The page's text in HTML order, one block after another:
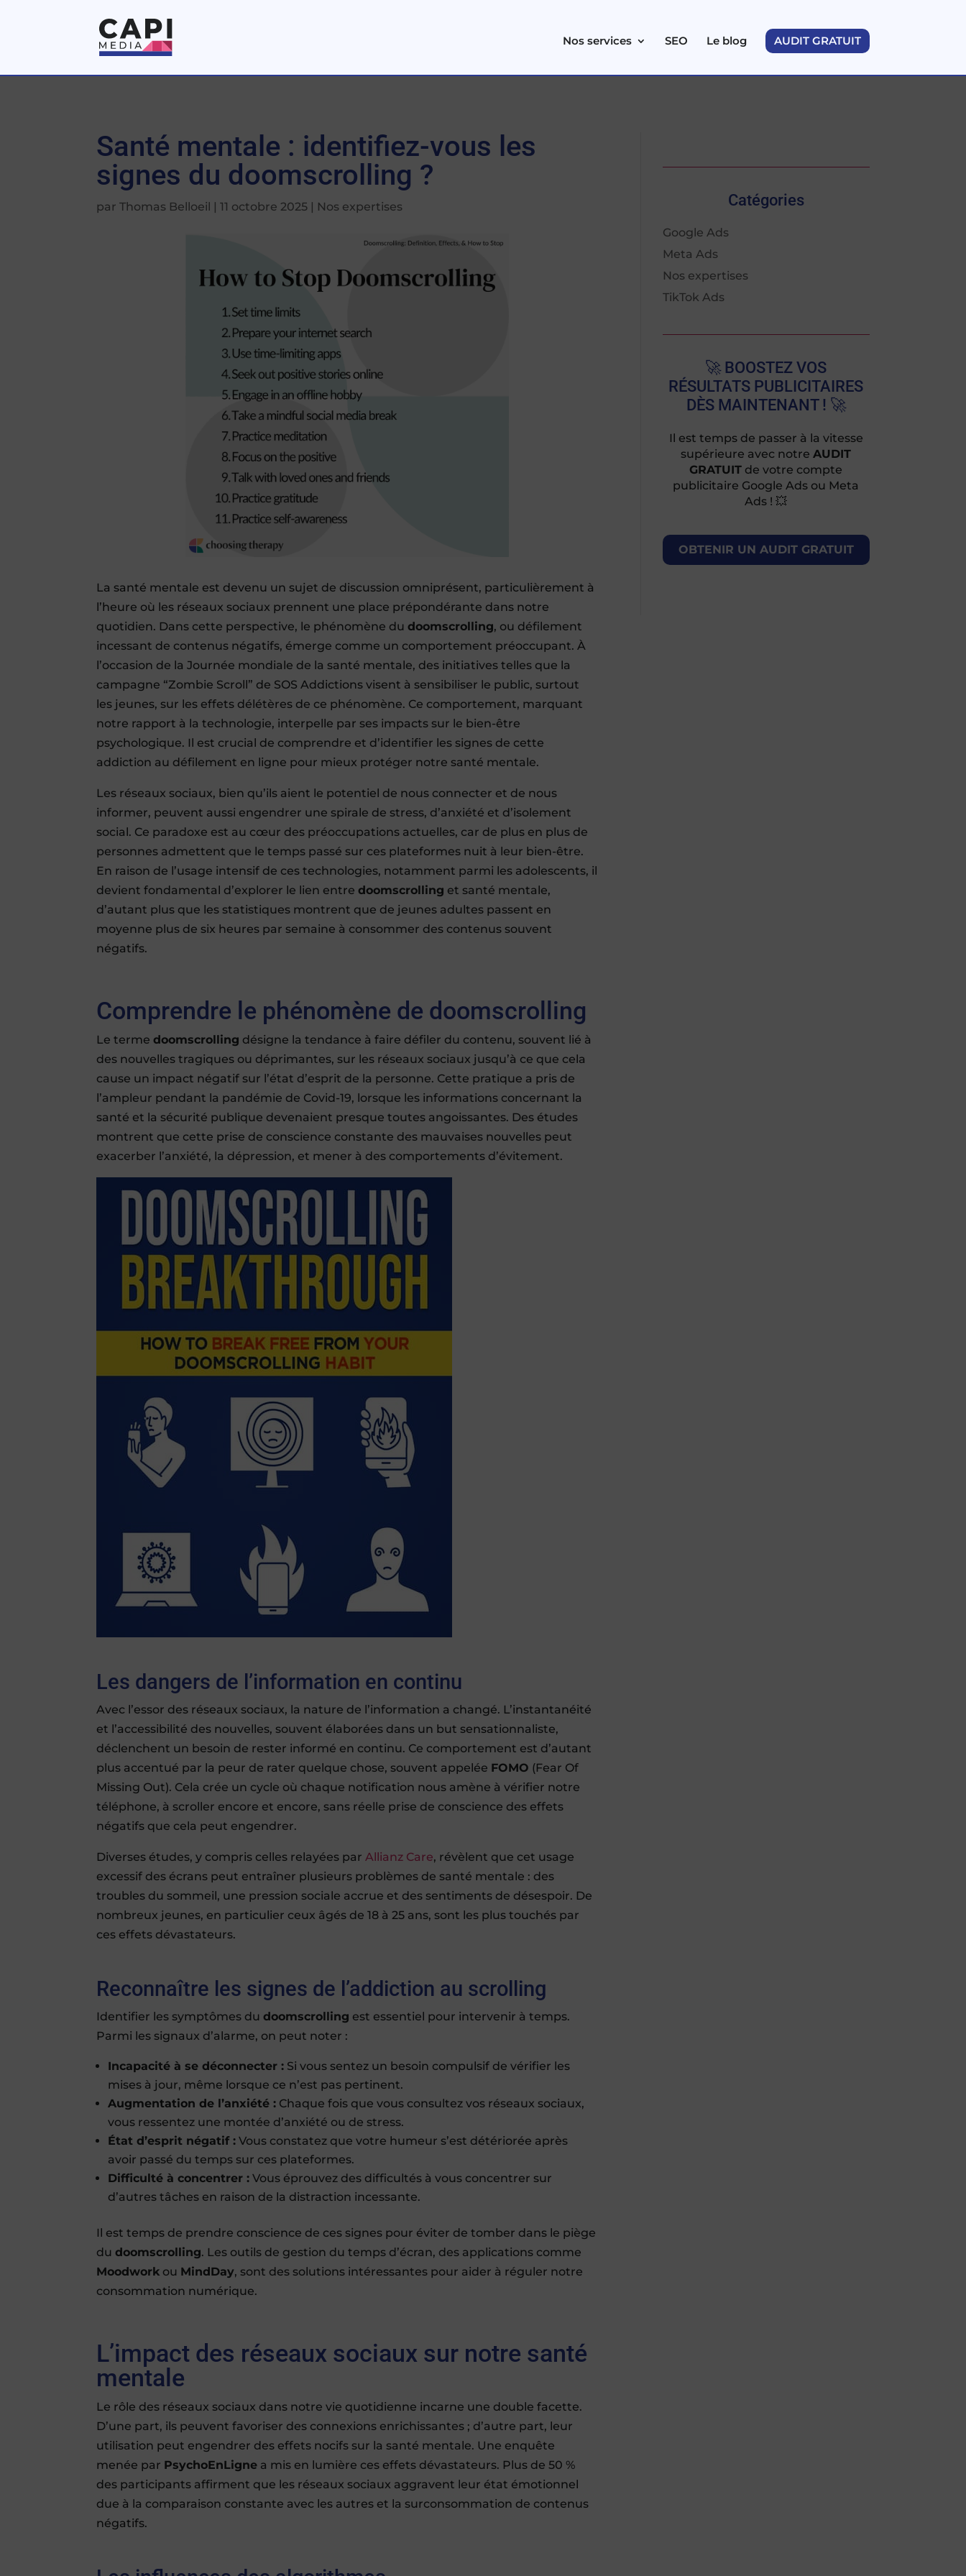
Nos services SEO Le blog AUDIT GRATUIT
Santé mentale : identifiez-vous les
signes du doomscrolling ?
parThomas Belloeil |11 octobre 2025 | Nos expertises
La santé mentale est devenu un sujet de discussion omniprésent, particulièrement à
l’heure où les réseaux sociaux prennent une place prépondérante dans notre
quotidien. Dans cette perspective, le phénomène dudoomscrolling, ou défilement
incessant de contenus négatifs, émerge comme un comportement préoccupant. À
l’occasion de la Journée mondiale de la santé mentale, des initiatives telles que la
campagne “Zombie Scroll” de SOS Addictions visent à sensibiliser le public, surtout
les jeunes, sur les effets délétères de ce phénomène. Ce comportement, marquant
notre rapport à la technologie, interpelle par ses impacts sur le bien-être
psychologique. Il est crucial de comprendre et d’identifier les signes de cette
addiction au défilement en ligne pour mieux protéger notre santé mentale.
Les réseaux sociaux, bien qu’ils aient le potentiel de nous connecter et de nous
informer, peuvent aussi engendrer une spirale de stress, d’anxiété et d’isolement
social. Ce paradoxe est au cœur des préoccupations actuelles, car de plus en plus de
personnes admettent que le temps passé sur ces plateformes nuit à leur bien-être.
En raison de l’usage intensif de ces technologies, notamment parmi les adolescents, il
devient fondamental d’explorer le lien entredoomscrolling et santé mentale,
d’autant plus que les statistiques montrent que de jeunes adultes passent en
moyenne plus de six heures par semaine à consommer des contenus souvent
négatifs.
Comprendre le phénomène de doomscrolling
Le termedoomscrolling désigne la tendance à faire défiler du contenu, souvent lié à
des nouvelles tragiques ou déprimantes, sur les réseaux sociaux jusqu’à ce que cela
cause un impact négatif sur l’état d’esprit de la personne. Cette pratique a pris de
l’ampleur pendant la pandémie de Covid-19, lorsque les informations concernant la
santé et la sécurité publique devenaient presque toutes angoissantes. Des études
montrent que cette prise de conscience constante des mauvaises nouvelles peut
exacerber l’anxiété, la dépression, et mener à des comportements d’évitement.
Les dangers de l’information en continu
Avec l’essor des réseaux sociaux, la nature de l’information a changé. L’instantanéité
et l’accessibilité des nouvelles, souvent élaborées dans un but sensationnaliste,
déclenchent un besoin de rester informé en continu. Ce comportement est d’autant
plus accentué par la peur de rater quelque chose, souvent appelée FOMO (Fear Of
Missing Out). Cela crée un cycle où chaque notification nous amène à vérifier notre
téléphone, à scroller encore et encore, sans réelle prise de conscience des effets
négatifs que cela peut engendrer.
Diverses études, y compris celles relayées parAllianz Care, révèlent que cet usage
excessif des écrans peut entraîner plusieurs problèmes de santé mentale : des
troubles du sommeil, une pression sociale accrue et des sentiments de désespoir. De
nombreux jeunes, en particulier ceux âgés de 18 à 25 ans, sont les plus touchés par
ces effets dévastateurs.
Reconnaître les signes de l’addiction au scrolling
Identifier les symptômes dudoomscrolling est essentiel pour intervenir à temps.
Parmi les signaux d’alarme, on peut noter :
Incapacité à se déconnecter : Si vous sentez un besoin compulsif de vérifier les
mises à jour, même lorsque ce n’est pas pertinent.
Augmentation de l’anxiété : Chaque fois que vous consultez vos réseaux sociaux,
vous ressentez une montée d’anxiété ou de stress.
État d’esprit négatif : Vous constatez que votre humeur s’est détériorée après
avoir passé du temps sur ces plateformes.
Difficulté à concentrer : Vous éprouvez des difficultés à vous concentrer sur
d’autres tâches en raison de la distraction incessante.
Il est temps de prendre conscience de ces signes pour éviter de tomber dans le piège
dudoomscrolling. Les outils de gestion du temps d’écran, des applications comme
Moodwork ou MindDay, sont des solutions intéressantes pour aider à réguler notre
consommation numérique.
L’impact des réseaux sociaux sur notre santé
mentale
Le rôle des réseaux sociaux dans notre vie quotidienne incarne une double facette.
D’une part, ils peuvent favoriser des connexions enrichissantes ; d’autre part, leur
utilisation peut engendrer des effets nocifs sur la santé mentale. Une enquête
menée par PsychoEnLigne a mis en lumière ces effets dévastateurs. Plus de 50 %
des participants affirment que les réseaux sociaux aggravent leur état émotionnel
due à la comparaison constante avec les autres et la surconsommation de contenus
négatifs.
Catégories
Google Ads
Meta Ads
Nos expertises
TikTok Ads
🚀 BOOSTEZ VOS
RÉSULTATS PUBLICITAIRES
DÈS MAINTENANT ! 🚀
Il est temps de passer à la vitesse
supérieure avec notreAUDIT
GRATUIT de votre compte
publicitaire Google Ads ou Meta
Ads ! 💥
OBTENIR UN AUDIT GRATUIT